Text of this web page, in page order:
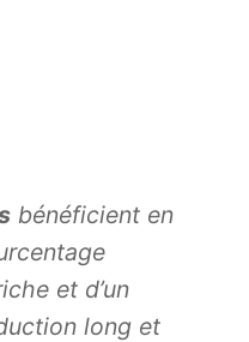
bénéficient en
et d’un
long et